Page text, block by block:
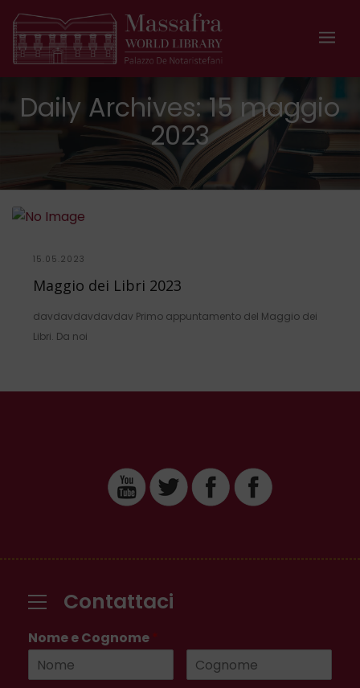
Daily Archives:15 maggio
2023
15.05.2023
Maggio dei Libri 2023
davdavdavdavdav Primo appuntamento del Maggio dei
Libri. Da noi
Contattaci
Nome e Cognome *